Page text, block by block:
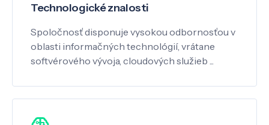
Technologické znalosti
Spoločnosť disponuje vysokou odbornosťou v
oblasti informačných technológií, vrátane
softvérového vývoja, cloudových služieb ...